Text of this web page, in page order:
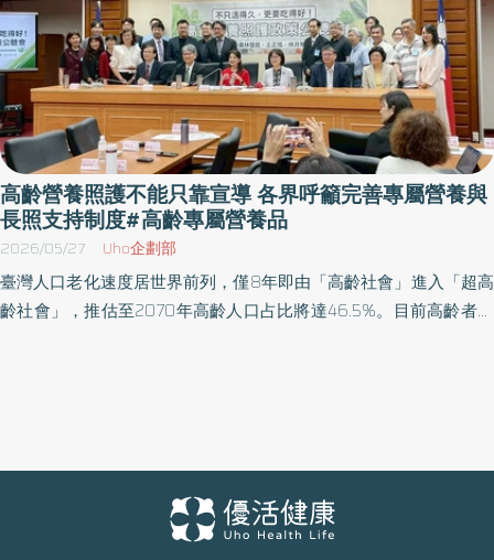
高齡營養照護不能只靠宣導 各界呼籲完善專屬營養與
長照支持制度#高齡專屬營養品
2026/05/27 Uho企劃部
臺灣人口老化速度居世界前列，僅8年即由「高齡社會」進入「超高
齡社會」，推估至2070年高齡人口占比將達46.5%。目前高齡者平
同發聲召開公聽會，並請衛生福利部莊人祥常務次長及國健署、食
藥署等相關單位代表於立法院群賢樓會議室共同為此議題與本會提